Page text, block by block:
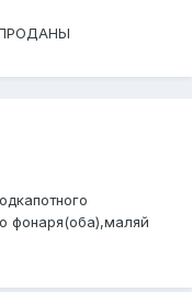
ПРОДАНЫ
фонаря(оба),маляй